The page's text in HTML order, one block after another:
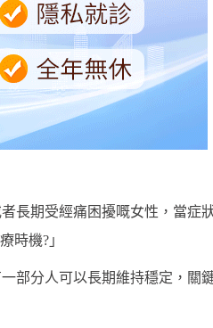
長期受經痛困擾嘅女性，當症
時機?」
部分人可以長期維持穩定，關